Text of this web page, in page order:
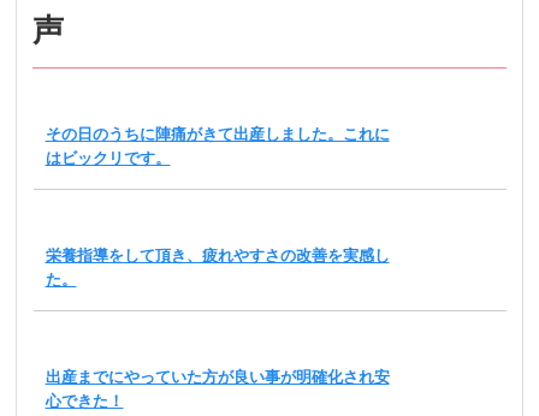
声
その日のうちに陣痛がきて出産しました。これに
はビックリです。
栄養指導をして頂き、疲れやすさの改善を実感し
た。
出産までにやっていた方が良い事が明確化され安
心できた！